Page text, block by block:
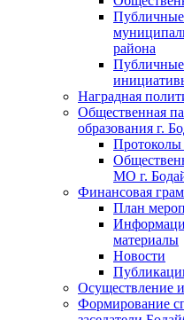
Публичные
района
Наградная
Общественная
образования г.
Протоколы
МО г.
Финансовая
План
материалы
Новости
Осуществление
Формирование